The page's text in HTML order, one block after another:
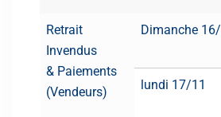
Retrait
Invendus
& Paiements
(Vendeurs)
Dimanche 16/
lundi 17/11